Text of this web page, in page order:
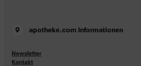
apotheke.com Informationen
Newsletter
Kontakt